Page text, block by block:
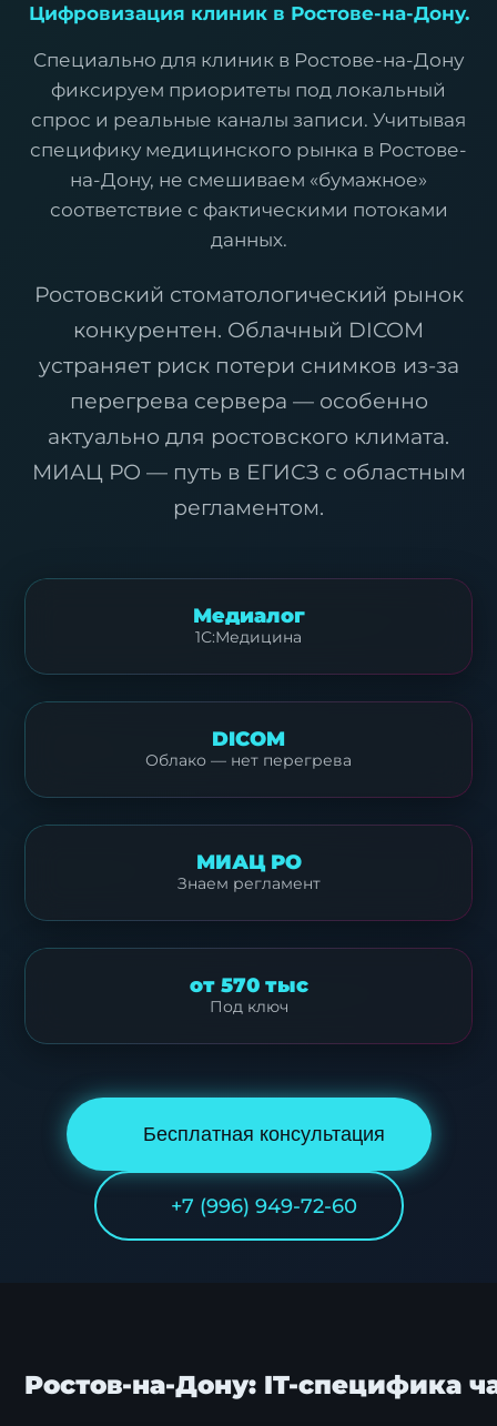
Цифровизация клиник в Ростове-на-Дону.
Специально для клиник в Ростове-на-Дону
фиксируем приоритеты под локальный
спрос и реальные каналы записи. Учитывая
специфику медицинского рынка в Ростове-
на-Дону, не смешиваем «бумажное»
соответствие с фактическими потоками
данных.
Ростовский стоматологический рынок
конкурентен. Облачный DICOM
устраняет риск потери снимков из-за
перегрева сервера — особенно
актуально для ростовского климата.
МИАЦ РО — путь в ЕГИСЗ с областным
регламентом.
Медиалог
1С:Медицина
DICOM
Облако — нет перегрева
МИАЦ РО
Знаем регламент
от 570 тыс
Под ключ
Бесплатная консультация
+7 (996) 949-72-60
Ростов-на-Дону: IT-специфика